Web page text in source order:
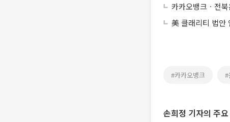
카카오뱅크ㆍ전
美 클래리티 법안
#카카오뱅크 #
손희정 기자의 주